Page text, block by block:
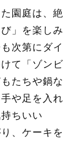
園庭は、絶
」を楽しみ
次第にダイ
て「ゾンビ
たちや鍋な
や足を入れ
ちいい
、ケーキを